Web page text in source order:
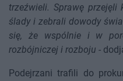
trzeźwieli. Sprawę przejęli
ślady i zebrali dowody
się, że wspólnie i w
rozbójniczej i rozboju -
Podejrzani trafili do